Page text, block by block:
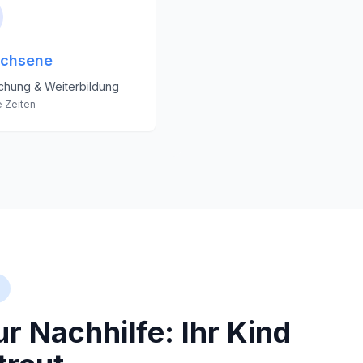
& Weiterbildung
Zeiten
Nachhilfe: Ihr Kind